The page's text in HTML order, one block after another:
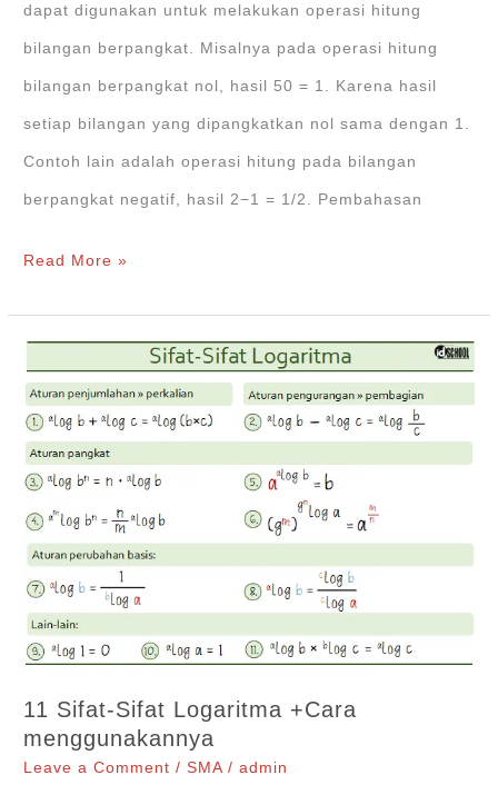
Pembuktiannya
dapat digunakan untuk melakukan operasi hitung
bilangan berpangkat. Misalnya pada operasi hitung
bilangan berpangkat nol, hasil 50 = 1. Karena hasil
setiap bilangan yang dipangkatkan nol sama dengan 1.
Contoh lain adalah operasi hitung pada bilangan
berpangkat negatif, hasil 2−1 = 1/2. Pembahasan
Sifat
+Contoh
Soal
dan
Pembahasan
Read More »
11 Sifat-Sifat Logaritma +Cara
menggunakannya
Leave a Comment /SMA/admin